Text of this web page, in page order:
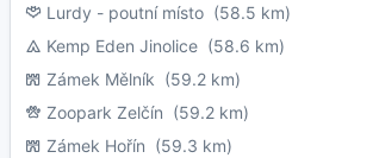
Lurdy - poutní místo (58.5 km)
Kemp Eden Jinolice (58.6 km)
Zámek Mělník (59.2 km)
Zoopark Zelčín (59.2 km)
Zámek Hořín (59.3 km)